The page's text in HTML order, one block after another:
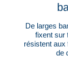
De larges
fixent sur
résistent aux
de